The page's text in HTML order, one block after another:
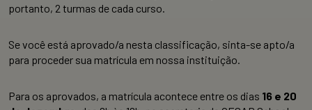
portanto, 2 turmas de cada curso.
Se você está aprovado/a nesta classificação, sinta-se apto/a
para proceder sua matrícula em nossa instituição.
Para os aprovados, a matrícula acontece entre os dias 16 e 20